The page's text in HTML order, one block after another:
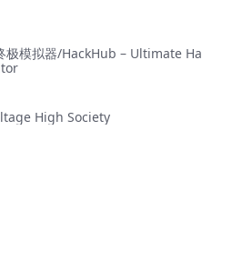
极模拟器/HackHub – Ultimate Ha
High Society